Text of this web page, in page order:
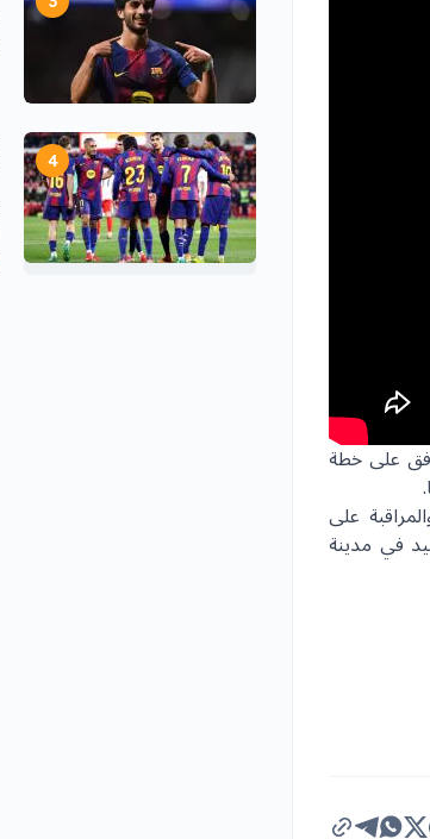
على خطة
على
في مدينة